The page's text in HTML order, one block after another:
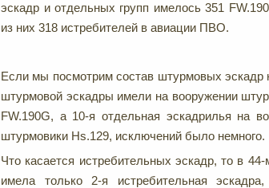
эскадр и отдельных групп имелось 351
из них 318 истребителей в авиации ПВО.
Если мы посмотрим состав штурмовых эскадр
штурмовой эскадры имели на вооружении
FW.190G, а 10-я отдельная эскадрилья на
штурмовики Hs.129, исключений было немного.
Что касается истребительных эскадр, то в
имела только 2-я истребительная